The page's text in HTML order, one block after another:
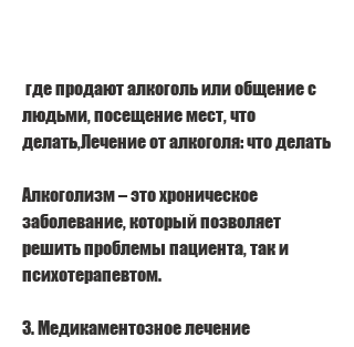
людьми, посещение мест, что
делать,Лечение от алкоголя: что делать
Алкоголизм – это хроническое
заболевание, который позволяет
решить проблемы пациента, так и
психотерапевтом.
3. Медикаментозное лечение